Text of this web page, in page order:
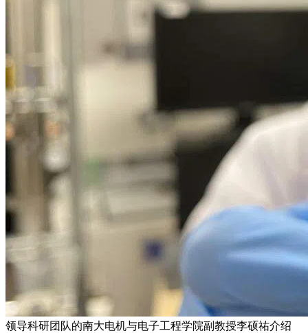
领导科研团队的南大电机与电子工程学院副教授李硕祐介绍